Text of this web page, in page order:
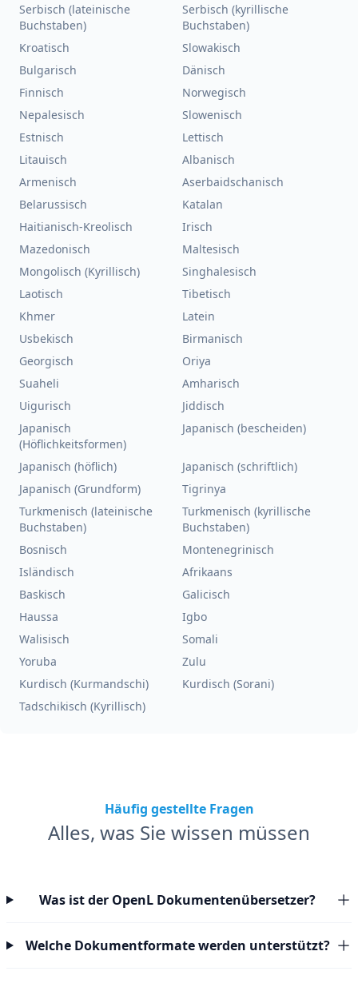
Serbisch (lateinische
Buchstaben)
Serbisch (kyrillische
Buchstaben)
Kroatisch
Slowakisch
Bulgarisch
Dänisch
Finnisch
Norwegisch
Nepalesisch
Slowenisch
Estnisch
Lettisch
Litauisch
Albanisch
Armenisch
Aserbaidschanisch
Belarussisch
Katalan
Haitianisch-Kreolisch
Irisch
Mazedonisch
Maltesisch
Mongolisch (Kyrillisch)
Singhalesisch
Laotisch
Tibetisch
Khmer
Latein
Usbekisch
Birmanisch
Georgisch
Oriya
Suaheli
Amharisch
Uigurisch
Jiddisch
Japanisch
(Höflichkeitsformen)
Japanisch (bescheiden)
Japanisch (höflich)
Japanisch (schriftlich)
Japanisch (Grundform)
Tigrinya
Turkmenisch (lateinische
Buchstaben)
Turkmenisch (kyrillische
Buchstaben)
Bosnisch
Montenegrinisch
Isländisch
Afrikaans
Baskisch
Galicisch
Haussa
Igbo
Walisisch
Somali
Yoruba
Zulu
Kurdisch (Kurmandschi)
Kurdisch (Sorani)
Tadschikisch (Kyrillisch)
Häufig gestellte Fragen
Alles, was Sie wissen müssen
Was ist der OpenL Dokumentenübersetzer?
Welche Dokumentformate werden unterstützt?